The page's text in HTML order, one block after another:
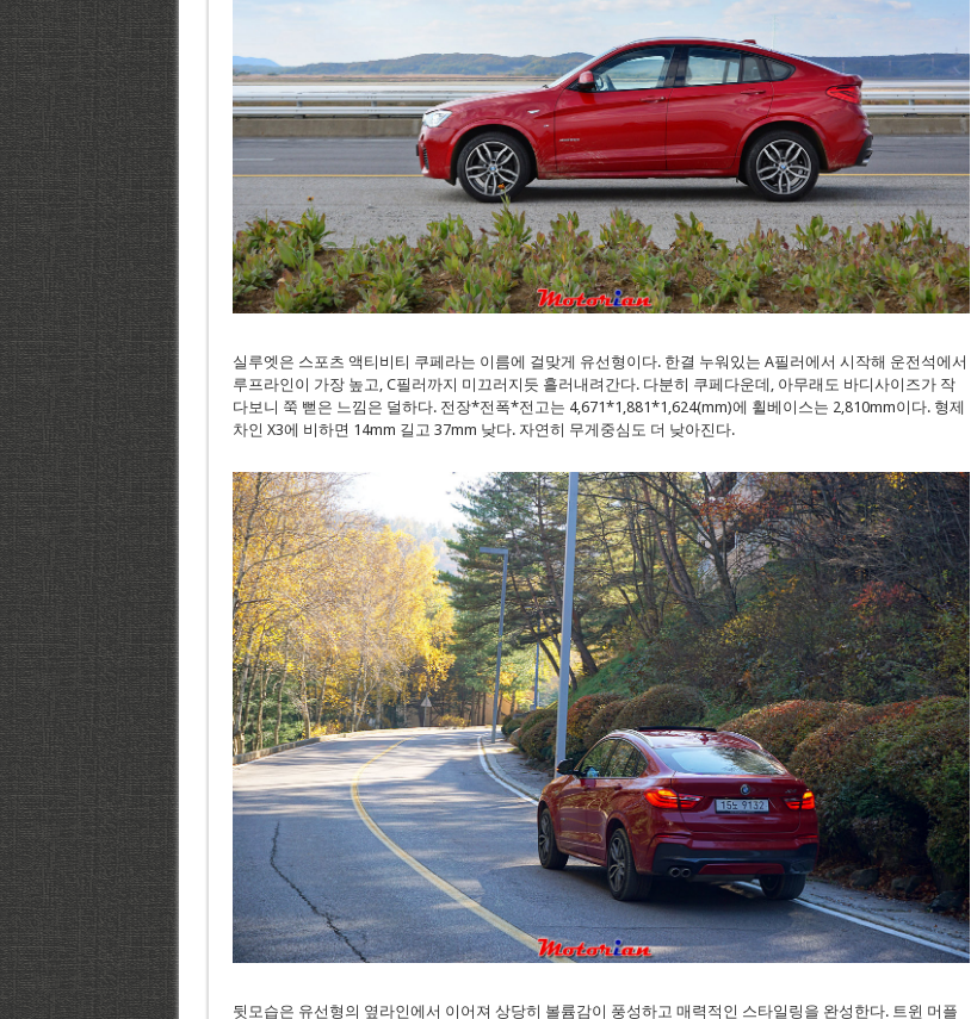
실루엣은 스포츠 액티비티 쿠페라는 이름에 걸맞게 유선형이다. 한결 누워있는 A필러에서 시작해 운전석에서
루프라인이 가장 높고, C필러까지 미끄러지듯 흘러내려간다. 다분히 쿠페다운데, 아무래도 바디사이즈가 작
다보니 쭉 뻗은 느낌은 덜하다. 전장*전폭*전고는 4,671*1,881*1,624(mm)에 휠베이스는 2,810mm이다. 형제
차인 X3에 비하면 14mm 길고 37mm 낮다. 자연히 무게중심도 더 낮아진다.
뒷모습은 유선형의 옆라인에서 이어져 상당히 볼륨감이 풍성하고 매력적인 스타일링을 완성한다. 트윈 머플